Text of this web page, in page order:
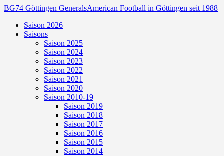
BG74 Göttingen GeneralsAmerican Football in Göttingen seit 1988
Saison 2026
Saisons
Saison 2025
Saison 2024
Saison 2023
Saison 2022
Saison 2021
Saison 2020
Saison 2010-19
Saison 2019
Saison 2018
Saison 2017
Saison 2016
Saison 2015
Saison 2014